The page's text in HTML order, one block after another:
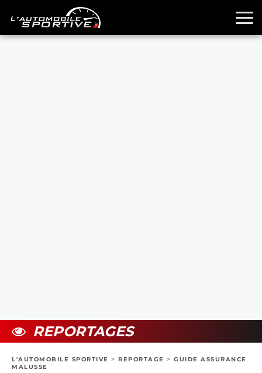
BOUTIQUE
REPORTAGES
L'AUTOMOBILE SPORTIVE > REPORTAGE > GUIDE ASSURANCE
MALUSSE